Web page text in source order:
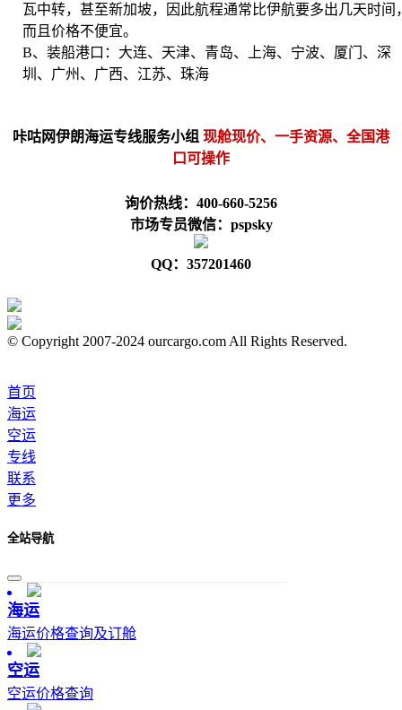
瓦中转，甚至新加坡，因此航程通常比伊航要多出几天时间
而且价格不便宜。
B、装船港口：大连、天津、青岛、上海、宁波、厦门、深
圳、广州、广西、江苏、珠海
咔咕网伊朗海运专线服务小组 现舱现价、一手资源、全国港
口可操作
询价热线：400-660-5256
市场专员微信：pspsky
QQ：357201460
© Copyright 2007-2024 ourcargo.com All Rights Reserved.
首页
海运
空运
专线
联系
更多
全站导航
海运
海运价格查询及订舱
空运
空运价格查询